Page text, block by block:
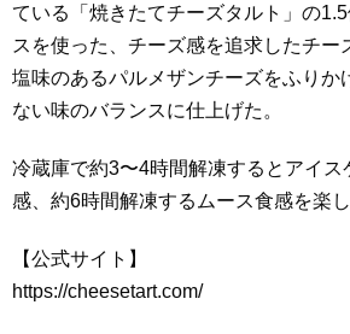
ている「焼きたてチーズタルト」の
スを使った、チーズ感を追求したチー
塩味のあるパルメザンチーズをふりか
ない味のバランスに仕上げた。
冷蔵庫で約3〜4時間解凍するとアイス
感、約6時間解凍するムース食感を楽し
【公式サイト】
https://cheesetart.com/